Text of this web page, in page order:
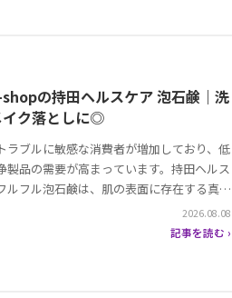
の持田ヘルスケア 泡石鹸｜洗
イク落としに◎
ラブルに敏感な消費者が増加しており、低
製品の需要が高まっています。持田ヘルス
ルフル泡石鹸は、肌の表面に存在する真菌
菌機能を備え、デリケートゾーンやニオイ
製品として注目を集めています。泡タイプ
2026.08.08
記事を読む ›